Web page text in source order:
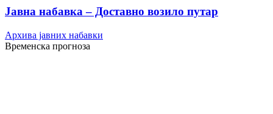
Јавна набавка – Доставно возило путар
Архива јавних набавки
Временска прогноза